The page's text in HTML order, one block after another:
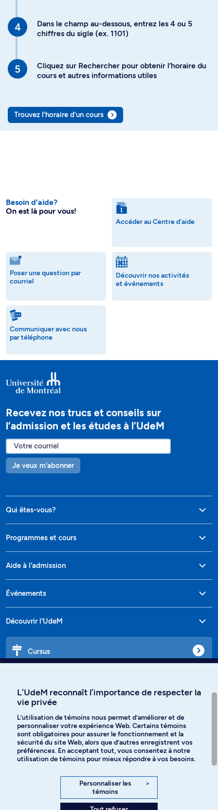
Dans le champ au-dessous, entrez les 4 ou 5
chiffres du sigle (ex. 1101)
Cliquez sur Rechercher pour obtenir l’horaire du
cours et autres informations utiles
Trouvez l’horaire d’un cours
Besoin d’aide?
On est là pour vous!
Accéder au Centre d'aide
Poser une question par
courriel
Découvrir nos activités
et événements
Communiquer avec nous
par téléphone
Recevez nos trucs et conseils sur
l’admission et les études à l’UdeM
Je veux m'abonner
Qui êtes-vous?
Programmes et cours
Aide à l'admission
Événements
Découvrir l'UdeM
Cursus
Langues
Facebook Instagram
YouTube
L’UdeM reconnaît l’importance de respecter la
vie privée
L’utilisation de témoins nous permet d’améliorer et de
personnaliser votre expérience Web. Certains témoins
sont obligatoires pour assurer le fonctionnement et la
sécurité du site Web, alors que d’autres enregistrent vos
préférences. En acceptant tout, vous consentez à notre
utilisation de témoins pour mieux répondre à vos besoins.
Personnaliser les
témoins
>